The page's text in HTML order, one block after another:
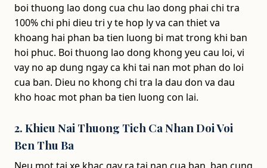
boi thuong lao dong cua chu lao dong phai chi tra
100% chi phi dieu tri y te hop ly va can thiet va
khoang hai phan ba tien luong bi mat trong khi ban
hoi phuc. Boi thuong lao dong khong yeu cau loi, vi
vay no ap dung ngay ca khi tai nan mot phan do loi
cua ban. Dieu no khong chi tra la dau don va dau
kho hoac mot phan ba tien luong con lai.
2. Khieu Nai Thuong Tich Ca Nhan Doi Voi
Ben Thu Ba